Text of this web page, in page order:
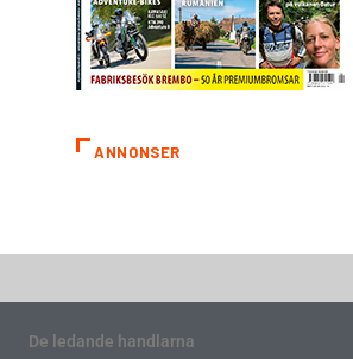
ANNONSER
De ledande handlarna